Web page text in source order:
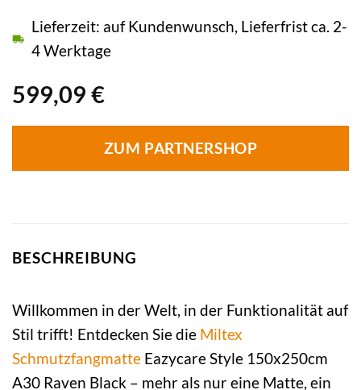
599,09 €
Lieferzeit: auf Kundenwunsch, Lieferfrist ca. 2-
4 Werktage
ZUM PARTNERSHOP
BESCHREIBUNG
Willkommen in der Welt, in der Funktionalität auf
Stil trifft! Entdecken Sie die Miltex
Schmutzfangmatte Eazycare Style 150x250cm
A30 Raven Black – mehr als nur eine Matte, ein